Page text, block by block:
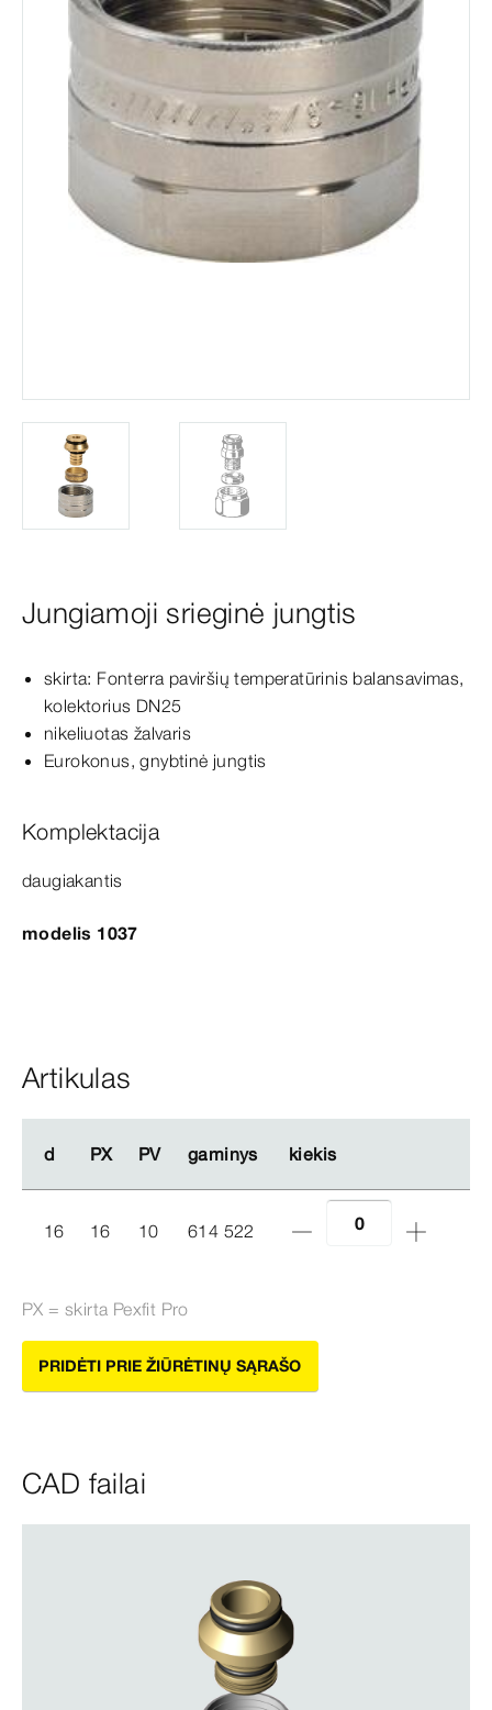
Jungiamoji srieginė jungtis
skirta: Fonterra paviršių temperatūrinis balansavimas,
kolektorius DN25
nikeliuotas žalvaris
Eurokonus, gnybtinė jungtis
Komplektacija
daugiakantis
modelis 1037
Artikulas
d PX PV gaminys kiekis
d PX PV gaminys kiekis
16 16 10 614 522
PX = skirta Pexfit Pro
PRIDĖTI PRIE ŽIŪRĖTINŲ SĄRAŠO
CAD failai